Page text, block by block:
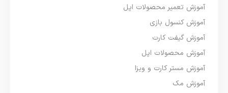
آموزش تعمیر محصولات اپل
آموزش کنسول بازی
آموزش گیفت کارت
آموزش محصولات اپل
آموزش مستر کارت و ویزا
آموزش مک